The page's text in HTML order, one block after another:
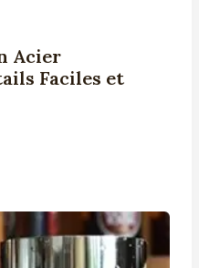
Acier
Faciles et